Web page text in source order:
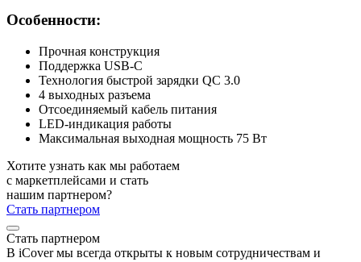
Особенности:
Прочная конструкция
Поддержка USB-C
Технология быстрой зарядки QC 3.0
4 выходных разъема
Отсоединяемый кабель питания
LED-индикация работы
Максимальная выходная мощность 75 Вт
Хотите узнать как мы работаем
с маркетплейсами и стать
нашим партнером?
Стать партнером
Стать партнером
В iCover мы всегда открыты к новым сотрудничествам и